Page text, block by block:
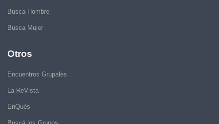
Busca Hombre
Busca Mujer
Otros
Encuentros Grupales
La ReVista
EnQués